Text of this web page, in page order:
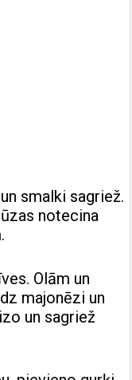
smalki sagriež.
notecina
Olām un
majonēzi un
un sagriež